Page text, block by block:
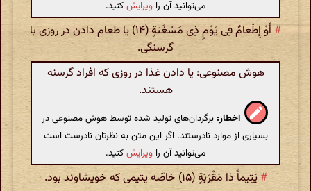
می‌توانید آن را ویرایشکنید.
#
أَوْ إِطْعامٌ فِی یَوْمٍ ذِی مَسْغَبَةٍ (۱۴) یا طعام دادن در روزی با
گرسنگی.
هوش مصنوعی: یا دادن غذا در روزی که افراد گرسنه
هستند.
اخطار: برگردان‌های تولید شده توسط هوش مصنوعی در
بسیاری از موارد نادرستند. اگر این متن به نظرتان نادرست است
می‌توانید آن را ویرایشکنید.
# یَتِیماً ذا مَقْرَبَةٍ (۱۵) خاصّه یتیمی که خویشاوند بود.